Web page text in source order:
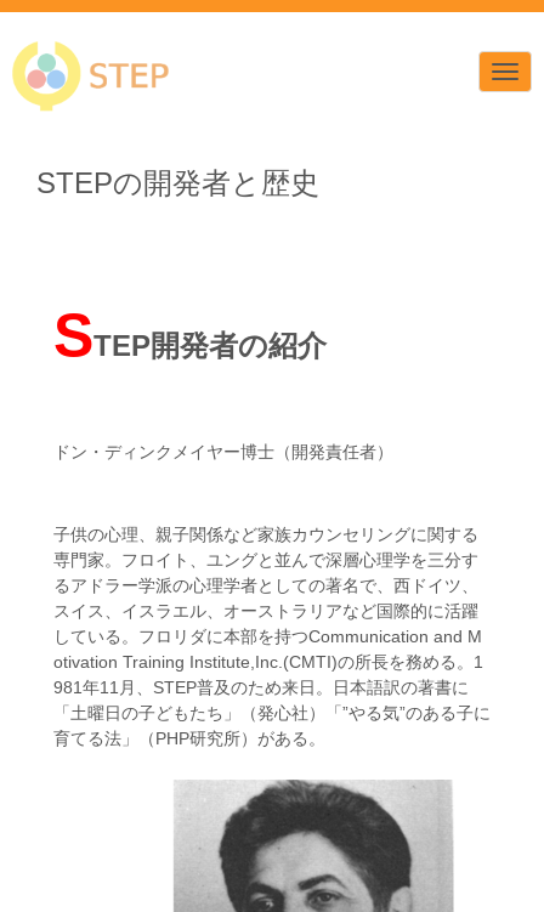
N
a
STEPの開発者と歴史
STEP開発者の紹介
ドン・ディンクメイヤー博士（開発責任者）
子供の心理、親子関係など家族カウンセリングに関する
専門家。フロイト、ユングと並んで深層心理学を三分す
るアドラー学派の心理学者としての著名で、西ドイツ、
スイス、イスラエル、オーストラリアなど国際的に活躍
している。フロリダに本部を持つCommunication and M
otivation Training Institute,Inc.(CMTI)の所長を務める。1
981年11月、STEP普及のため来日。日本語訳の著書に
「土曜日の子どもたち」（発心社）「”やる気”のある子に
育てる法」（PHP研究所）がある。